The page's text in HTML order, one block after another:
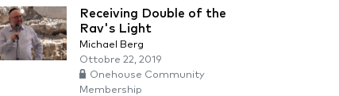
Receiving Double of the
Rav's Light
Michael Berg
Ottobre 22, 2019
Onehouse Community
Membership